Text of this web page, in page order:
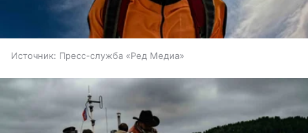
Источник: Пресс-служба «Ред Медиа»